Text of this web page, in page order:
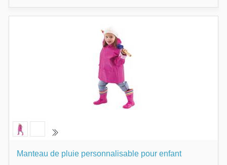
Manteau de pluie personnalisable pour enfant